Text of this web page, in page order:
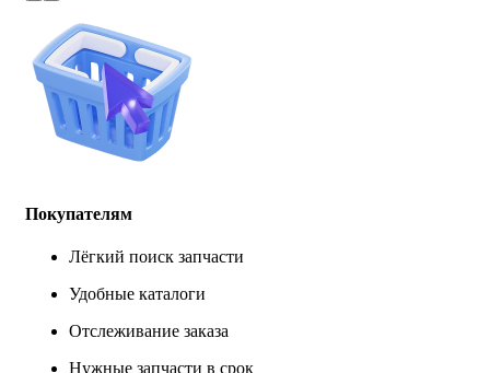
Покупателям
Лёгкий поиск запчасти
Удобные каталоги
Отслеживание заказа
Нужные запчасти в срок